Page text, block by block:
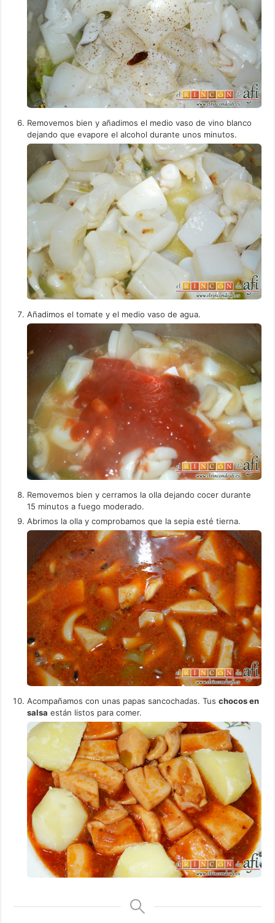
Removemos bien y añadimos el medio vaso de vino blanco
dejando que evapore el alcohol durante unos minutos.
Añadimos el tomate y el medio vaso de agua.
Removemos bien y cerramos la olla dejando cocer durante
15 minutos a fuego moderado.
Abrimos la olla y comprobamos que la sepia esté tierna.
Acompañamos con unas papas sancochadas. Tuschocos en
salsa están listos para comer.